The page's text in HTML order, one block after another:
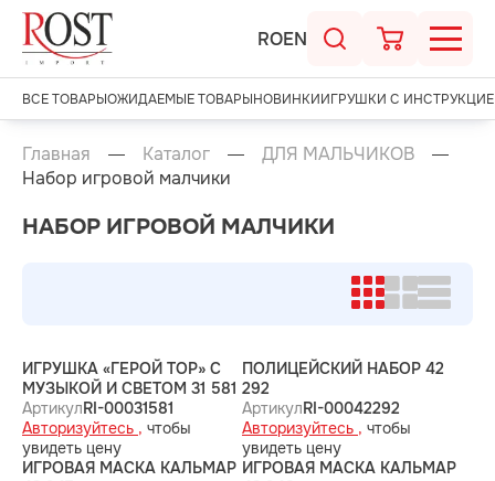
ROEN
ВСЕ ТОВАРЫОЖИДАЕМЫЕ ТОВАРЫНОВИНКИИГРУШКИ С
Главная Каталог
ДЛЯ МАЛЬЧИКОВ
Набор игровой малчики
НАБОР ИГРОВОЙ МАЛЧИКИ
ИГРУШКА «ГЕРОЙ ТОР» С
МУЗЫКОЙ И СВЕТОМ 31 581
АртикулRI-00031581
Авторизуйтесь , чтобы
увидеть цену
ПОЛИЦЕЙСКИЙ НАБОР 42
292
АртикулRI-00042292
Авторизуйтесь , чтобы
увидеть цену
ИГРОВАЯ МАСКА КАЛЬМАР ИГРОВАЯ МАСКА КАЛЬМАР